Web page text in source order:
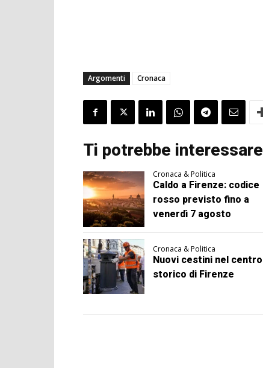
Argomenti Cronaca
Ti potrebbe interessare
Cronaca & Politica
Caldo a Firenze: codice
rosso previsto fino a
venerdì 7 agosto
Cronaca & Politica
Nuovi cestini nel centro
storico di Firenze